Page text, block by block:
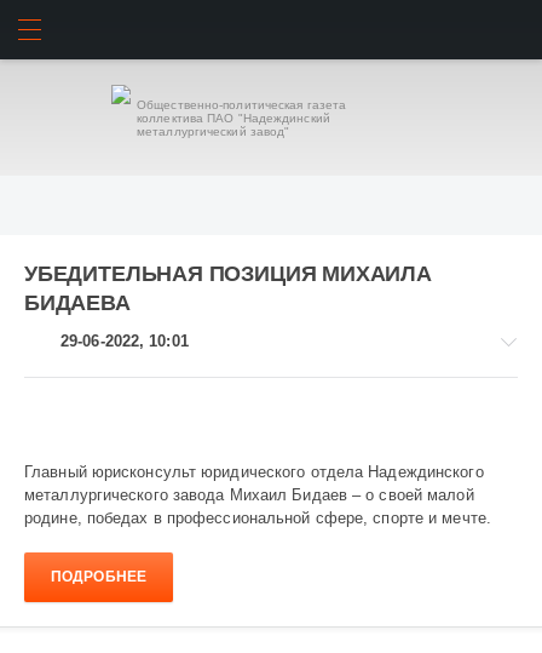
Общественно-политическая газета
коллектива ПАО "Надеждинский
металлургический завод"
УБЕДИТЕЛЬНАЯ ПОЗИЦИЯ МИХАИЛА
БИДАЕВА
29-06-2022, 10:01
Завод
и
заводчане
1
022
Главный юрисконсульт юридического отдела Надеждинского
металлургического завода Михаил Бидаев – о своей малой
родине, победах в профессиональной сфере, спорте и мечте.
ПОДРОБНЕЕ